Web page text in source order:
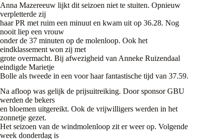
Anna Mazereeuw lijkt dit seizoen niet te stuiten. Opnieuw
verpletterde zij
haar PR met ruim een minuut en kwam uit op 36.28. Nog
nooit liep een vrouw
onder de 37 minuten op de molenloop. Ook het
eindklassement won zij met
grote overmacht. Bij afwezigheid van Anneke Ruizendaal
eindigde Marietje
Bolle als tweede in een voor haar fantastische tijd van 37.59.
Na afloop was gelijk de prijsuitreiking. Door sponsor GBU
werden de bekers
en bloemen uitgereikt. Ook de vrijwilligers werden in het
zonnetje gezet.
Het seizoen van de windmolenloop zit er weer op. Volgende
week donderdag is